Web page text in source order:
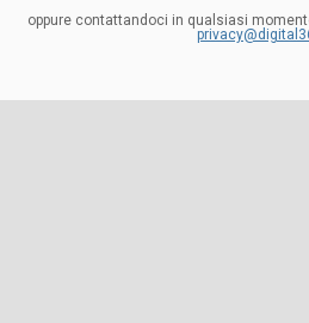
oppure contattandoci in qualsiasi